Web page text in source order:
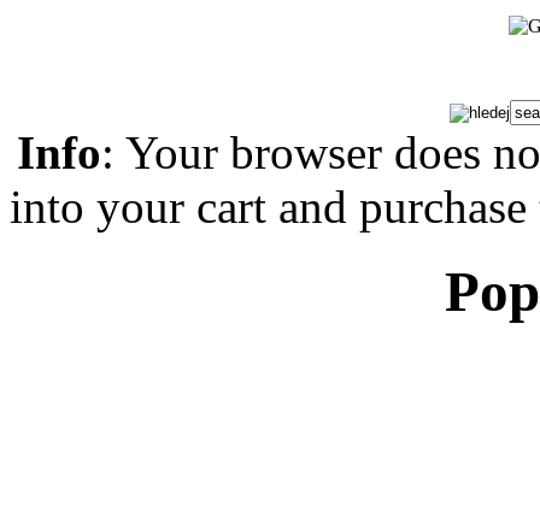
Info: Your browser does
into your cart and